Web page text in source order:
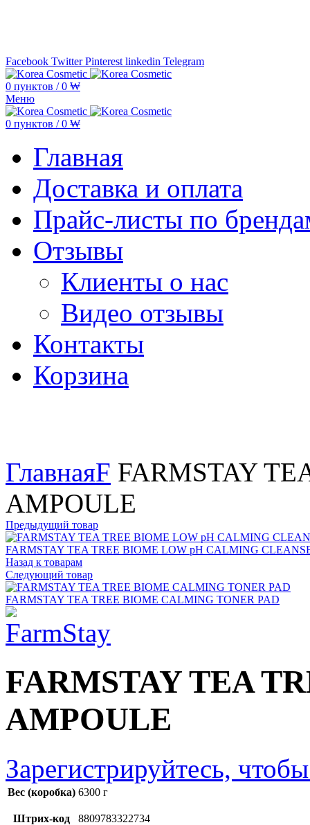
Facebook Twitter Pinterest linkedin Telegram
0 пунктов / 0 ₩
Меню
0 пунктов / 0 ₩
Главная
Доставка и оплата
Прайс-листы по
Отзывы
Клиенты о нас
Видео отзывы
Контакты
Корзина
ГлавнаяF FARMSTAY
AMPOULE
Предыдущий товар
FARMSTAY TEA TREE BIOME LOW pH CALMING
Назад к товарам
Следующий товар
FARMSTAY TEA TREE BIOME CALMING TONER PAD
FARMSTAY TEA
AMPOULE
Зарегистрируйтесь,
Вес (коробка) 6300 г
Штрих-код 8809783322734